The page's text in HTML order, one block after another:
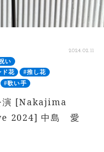
2024.02.11
い
ド花
#推し花
#歌い手
演 [Nakajima
2024] 中島 愛